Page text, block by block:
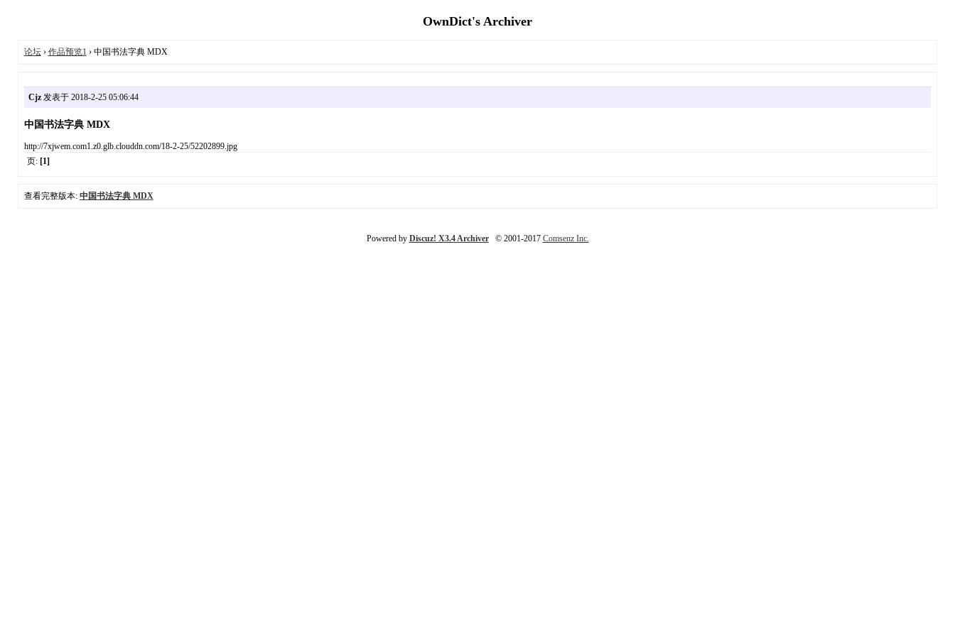
OwnDict's Archiver
论坛› 作品预览1 › 中国书法字典 MDX
Cjz发表于 2018-2-25 05:06:44
中国书法字典 MDX
http://7xjwem.com1.z0.glb.clouddn.com/18-2-25/52202899.jpg
页: [1]
查看完整版本: 中国书法字典 MDX
Powered by Discuz! X3.4 Archiver© 2001-2017 Comsenz Inc.